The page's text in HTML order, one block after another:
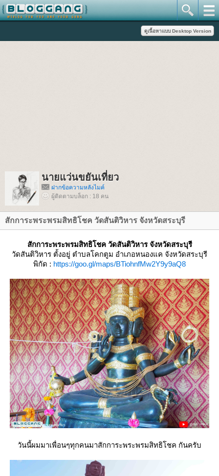
นายแว่นขยันเที่ยว
ฝากข้อความหลังไมค์
ผู้ติดตามบล็อก : 18 คน
สักการะพระพรมสิทธิโชค วัดสันติวิหาร จังหวัดสระบุรี
สักการะพระพรมสิทธิโชค วัดสันติวิหาร จังหวัดสระบุรี
วัดสันติวิหาร ตั้งอยู่ ตำบลโคกตูม อำเภอหนองแค จังหวัดสระบุรี
พิกัด : https://goo.gl/maps/BTiohnfMw2Y9y9aQ8
วันนี้ผมมาเพื่อนๆทุกคนมาสักการะพระพรมสิทธิโชค กันครับ